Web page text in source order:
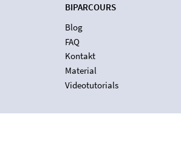
BIPARCOURS
Blog
FAQ
Kontakt
Material
Videotutorials